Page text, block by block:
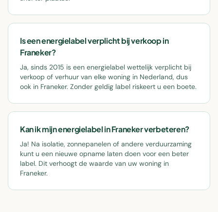
Is een energielabel verplicht bij verkoop in
Franeker?
Ja, sinds 2015 is een energielabel wettelijk verplicht bij
verkoop of verhuur van elke woning in Nederland, dus
ook in Franeker. Zonder geldig label riskeert u een boete.
Kan ik mijn energielabel in Franeker verbeteren?
Ja! Na isolatie, zonnepanelen of andere verduurzaming
kunt u een nieuwe opname laten doen voor een beter
label. Dit verhoogt de waarde van uw woning in
Franeker.